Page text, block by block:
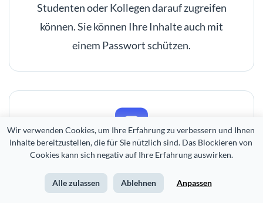
Wir verwenden Cookies, um Ihre Erfahrung zu verbessern und Ihnen
Inhalte bereitzustellen, die für Sie nützlich sind. Das Blockieren von
Cookies kann sich negativ auf Ihre Erfahrung auswirken.
Alle zulassen Ablehnen Anpassen
Studenten oder Kollegen darauf zugreifen
können. Sie können Ihre Inhalte auch mit
einem Passwort schützen.
Laden Sie Inhalte herunter, um sieauf Ihrer